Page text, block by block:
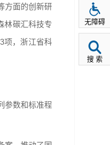
方面的创新研
林碳汇科技专
项，浙江省科
参数和标准程
无障碍
搜 索